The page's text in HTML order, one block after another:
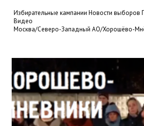
Избирательные кампании Новости выборов
Видео
Москва/Северо-Западный АО/Хорошёво-